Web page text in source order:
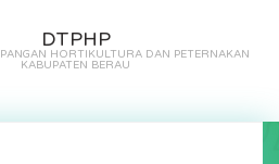
DTPHP
HORTIKULTURA DAN PETERNAKAN
KABUPATEN BERAU